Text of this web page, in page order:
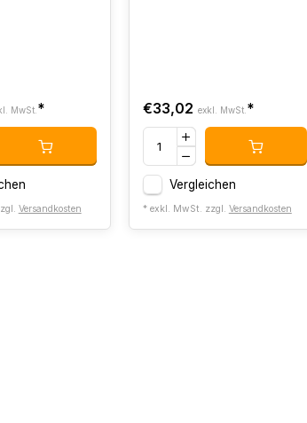
MwSt. *
Versandkosten
€33,02 exkl. MwSt. *
Vergleichen
* exkl. MwSt. zzgl. Versandkosten